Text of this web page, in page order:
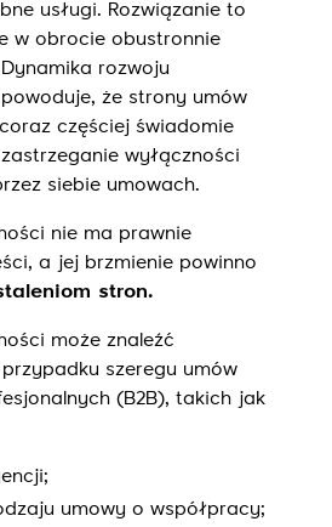
usługi. Rozwiązanie to
w obrocie obustronnie
rozwoju
że strony umów
częściej świadomie
wyłączności
siebie umowach.
nie ma prawnie
a jej brzmienie powinno
stron.
może znaleźć
szeregu umów
(B2B), takich jak
umowy o współpracy;